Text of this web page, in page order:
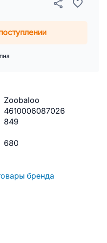
Zoobaloo
4610006087026
849
680
бренда